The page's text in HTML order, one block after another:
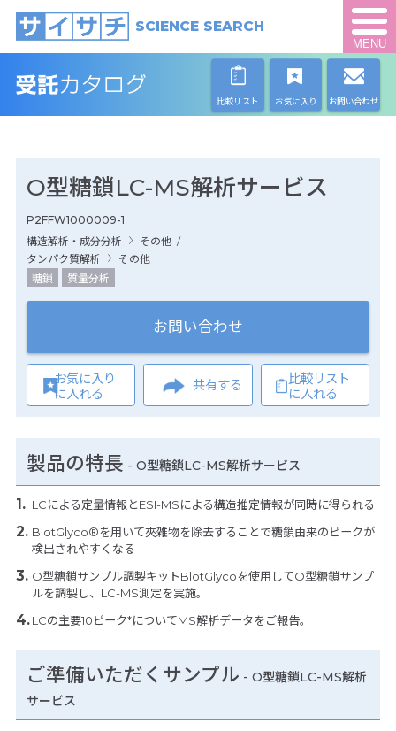
SCIENCE SEARCH
MENU
比較リスト お気に入り お問い合わせ
O型糖鎖LC-MS解析サービス
P2FFW1000009-1
構造解析・成分分析
その他 /
タンパク質解析
その他
糖鎖
質量分析
お問い合わせ
お気に入り
に入れる
共有する
比較リスト
に入れる
製品の特長 - O型糖鎖LC-MS解析サービス
LCによる定量情報とESI-MSによる構造推定情報が同時に得られる
BlotGlyco®を用いて夾雑物を除去することで糖鎖由来のピークが
検出されやすくなる
O型糖鎖サンプル調製キットBlotGlycoを使用してO型糖鎖サンプ
ルを調製し、LC-MS測定を実施。
LCの主要10ピーク*についてMS解析データをご報告。
ご準備いただくサンプル - O型糖鎖LC-MS解析
サービス